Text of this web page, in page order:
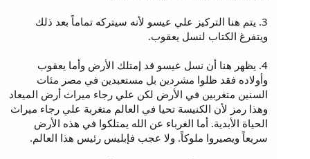
3. يتم هنا التركيز علي عيسو لأنه سيتركه تماماً بعد ذلك
ويتفرغ الكتاب لنسل يعقوب.
4. يظهر هنا أن نسل عيسو قد إمتلك الأرض وأما يعقوب
وأولاده فقد ظلوا مشردين بل مستعبدين في مصر مئات
السنين متغربين في الأرض لكن علي رجاء ميراث أرض الميعاد
وهذا رمز لأن الكنيسة تحيا في العالم متغربة علي رجاء ميراث
الحياة الأبدية. أما الغرباء عن الله يمتلكوا في هذه الأرض
سريعاً ويصيروا ملوكاً. ولا عجب فإبليس رئيس هذا العالم.